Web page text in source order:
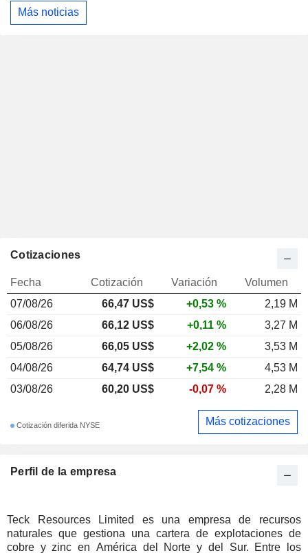
Más noticias
Perfil de la empresa
Teck Resources Limited es una empresa de recursos
naturales que gestiona una cartera de explotaciones de
cobre y zinc en América del Norte y del Sur. Entre los
Cotizaciones
Fecha Cotización Variación
Volumen
07/08/26
66,47 US$ +0,53 %
2,19 M
06/08/26
66,12 US$ +0,11 %
3,27 M
05/08/26
66,05 US$ +2,02 %
3,53 M
04/08/26
64,74 US$ +7,54 %
4,53 M
03/08/26
60,20 US$ -0,07 % 2,28 M
Cotización diferida NYSE Más cotizaciones